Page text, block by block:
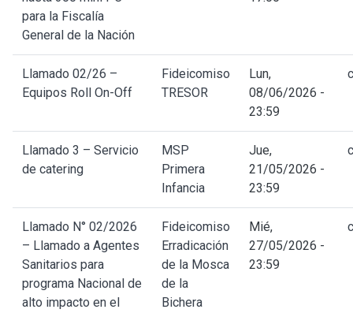
para la Fiscalía
General de la Nación
Llamado 02/26 –
Equipos Roll On-Off
Fideicomiso
TRESOR
Lun,
08/06/2026 -
23:59
Llamado 3 – Servicio
de catering
MSP
Primera
Infancia
Jue,
21/05/2026 -
23:59
Llamado N° 02/2026
– Llamado a Agentes
Sanitarios para
programa Nacional de
alto impacto en el
Fideicomiso
Erradicación
de la Mosca
de la
Bichera
Mié,
27/05/2026 -
23:59